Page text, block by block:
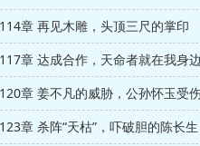
章 再见木雕，头顶三尺的掌印
章 达成合作，天命者就在我身
章 姜不凡的威胁，公孙怀玉受
章 杀阵“天枯”，吓破胆的陈长生